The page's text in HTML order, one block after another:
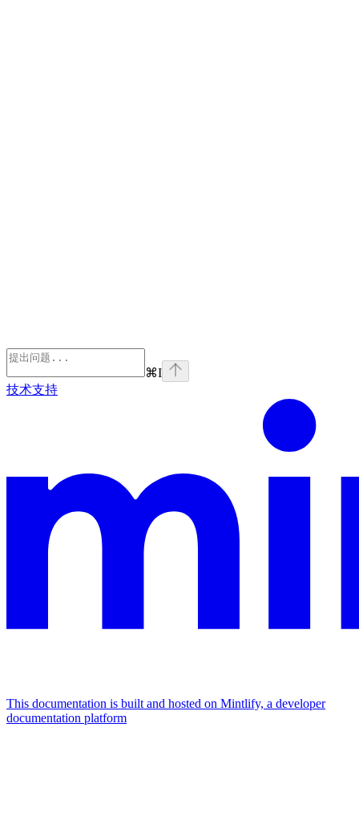
⌘I
技术支持
This documentation is built and hosted on Mintlify, a developer
documentation platform